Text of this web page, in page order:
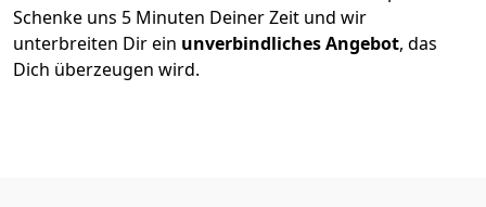
Schenke uns 5 Minuten Deiner Zeit und wir
unterbreiten Dir ein unverbindliches Angebot, das
Dich überzeugen wird.